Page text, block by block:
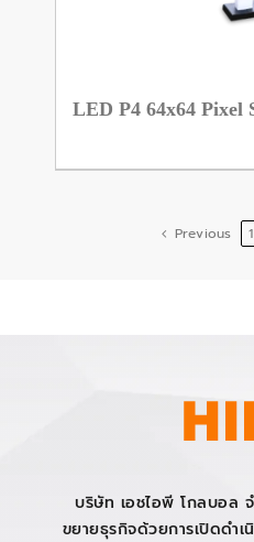
LED P4 64x64 Pixel
Previous 1
บริษัท เอชไอพี โกลบอล
ขยายธุรกิจด้วยการเปิดดำเ